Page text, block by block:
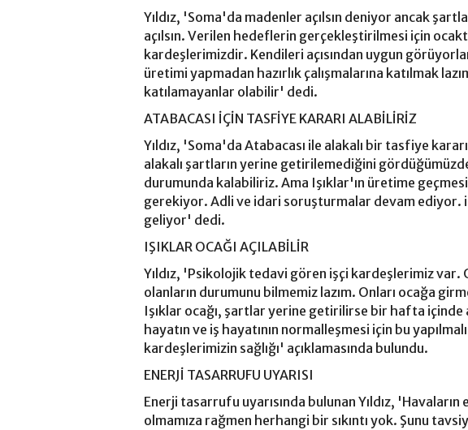
Yıldız, 'Soma'da madenler açılsın deniyor ancak
açılsın. Verilen hedeflerin gerçekleştirilmesi için
kardeşlerimizdir. Kendileri açısından uygun
üretimi yapmadan hazırlık çalışmalarına katılmak
katılamayanlar olabilir' dedi.
ATABACASI İÇİN TASFİYE KARARI ALABİLİRİZ
Yıldız, 'Soma'da Atabacası ile alakalı bir tasfiye
alakalı şartların yerine getirilemediğini
durumunda kalabiliriz. Ama Işıklar'ın üretime
gerekiyor. Adli ve idari soruşturmalar devam ediyor.
geliyor' dedi.
IŞIKLAR OCAĞI AÇILABİLİR
Yıldız, 'Psikolojik tedavi gören işçi kardeşlerimiz
olanların durumunu bilmemiz lazım. Onları ocağa
Işıklar ocağı, şartlar yerine getirilirse bir hafta içinde
hayatın ve iş hayatının normalleşmesi için bu
kardeşlerimizin sağlığı' açıklamasında bulundu.
ENERJİ TASARRUFU UYARISI
Enerji tasarrufu uyarısında bulunan Yıldız, 'Havaların
olmamıza rağmen herhangi bir sıkıntı yok. Şunu